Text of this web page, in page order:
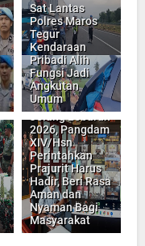
Sat Lantas
Polres Maros
Tegur
Kendaraan
Pribadi Alih
Fungsi Jadi
Angkutan
Umum
2026, Pangdam
XIV/Hsn
Perintahkan
Prajurit Harus
Hadir, Beri Rasa
Aman dan
Nyaman Bagi
Masyarakat